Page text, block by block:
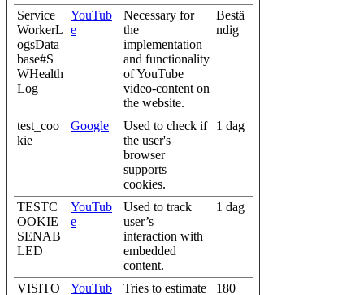
Service
WorkerL
ogsData
base#S
WHealth
Log
YouTub
e
Necessary for
the
implementation
and functionality
of YouTube
video-content on
the website.
Bestä
ndig
test_coo
kie
Google
Used to check if
the user's
browser
supports
cookies.
1 dag
TESTC
OOKIE
SENAB
LED
YouTub
e
Used to track
user’s
interaction with
embedded
content.
1 dag
VISITO YouTub Tries to estimate 180